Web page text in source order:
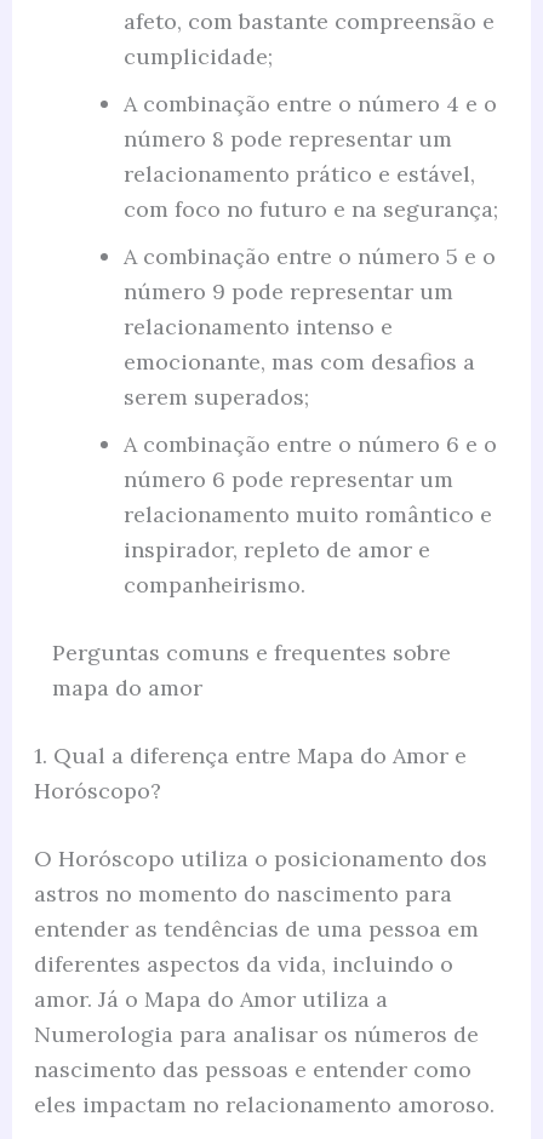
afeto, com bastante compreensão e
cumplicidade;
A combinação entre o número 4 e o
número 8 pode representar um
relacionamento prático e estável,
com foco no futuro e na segurança;
A combinação entre o número 5 e o
número 9 pode representar um
relacionamento intenso e
emocionante, mas com desafios a
serem superados;
A combinação entre o número 6 e o
número 6 pode representar um
relacionamento muito romântico e
inspirador, repleto de amor e
companheirismo.
Perguntas comuns e frequentes sobre
mapa do amor
1. Qual a diferença entre Mapa do Amor e
Horóscopo?
O Horóscopo utiliza o posicionamento dos
astros no momento do nascimento para
entender as tendências de uma pessoa em
diferentes aspectos da vida, incluindo o
amor. Já o Mapa do Amor utiliza a
Numerologia para analisar os números de
nascimento das pessoas e entender como
eles impactam no relacionamento amoroso.